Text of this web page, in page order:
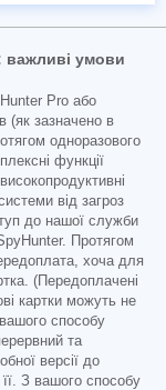
важливі умови
Pro або
(як зазначено в
одноразового
функції
від загроз
до нашої служби
Протягом
хоча для
(Передоплачені
картки можуть не
способу
та
версії до
З вашого способу